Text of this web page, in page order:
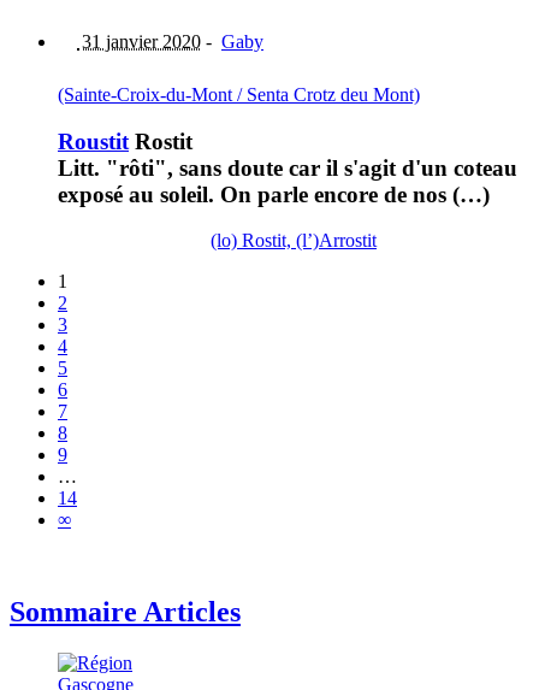
31 janvier 2020 - Gaby
(Sainte-Croix-du-Mont / Senta Crotz deu Mont)
Roustit Rostit
Litt. "rôti", sans doute car il s'agit d'un coteau
exposé au soleil. On parle encore de nos (…)
(lo) Rostit, (l’)Arrostit
1
2
3
4
5
6
7
8
9
…
14
∞
Sommaire Articles